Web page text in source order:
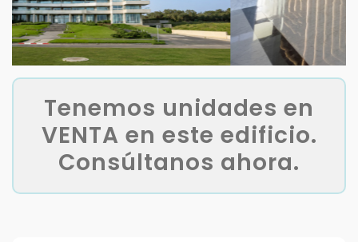
Tenemos unidades en
VENTA en este edificio.
Consúltanos ahora.